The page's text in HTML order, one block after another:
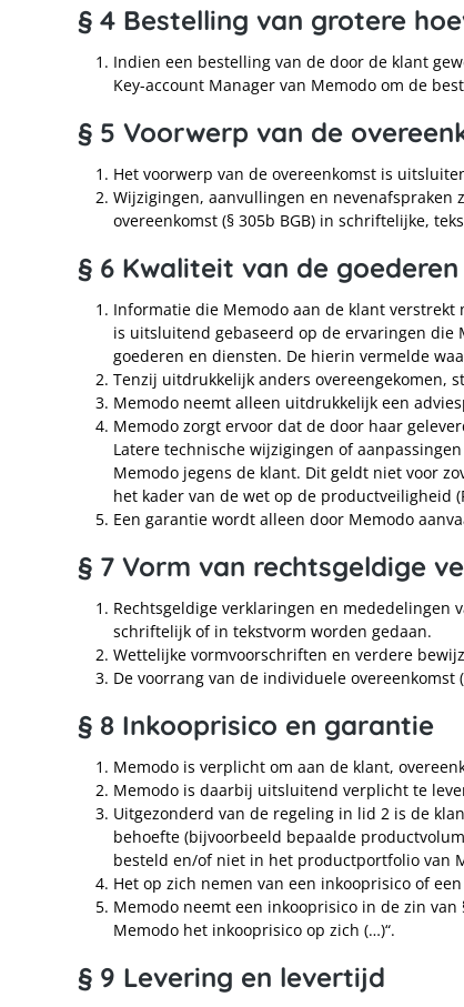
§ 4 Bestelling van grotere
Indien een bestelling van de door de klant
Key-account Manager van Memodo om de
§ 5 Voorwerp van de
Het voorwerp van de overeenkomst is
Wijzigingen, aanvullingen en
overeenkomst (§ 305b BGB) in schriftelijke,
§ 6 Kwaliteit van de
Informatie die Memodo aan de klant
is uitsluitend gebaseerd op de ervaringen
goederen en diensten. De hierin vermelde
Tenzij uitdrukkelijk anders overeengekomen,
Memodo neemt alleen uitdrukkelijk een
Memodo zorgt ervoor dat de door haar
Latere technische wijzigingen of
Memodo jegens de klant. Dit geldt niet voor
het kader van de wet op de productveiligheid
Een garantie wordt alleen door Memodo
§ 7 Vorm van rechtsgeldige
Rechtsgeldige verklaringen en
schriftelijk of in tekstvorm worden gedaan.
Wettelijke vormvoorschriften en verdere
De voorrang van de individuele
§ 8 Inkooprisico en garantie
Memodo is verplicht om aan de klant,
Memodo is daarbij uitsluitend verplicht te
Uitgezonderd van de regeling in lid 2 is de
behoefte (bijvoorbeeld bepaalde
besteld en/of niet in het productportfolio van
Het op zich nemen van een inkooprisico of
Memodo neemt een inkooprisico in de zin
Memodo het inkooprisico op zich (…)“.
§ 9 Levering en levertijd